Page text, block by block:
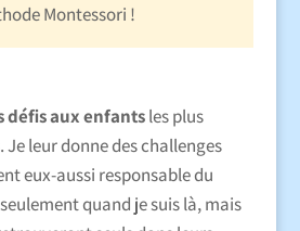
Montessori !
défis aux enfantsles plus
leur donne des challenges
eux-aussi responsable du
quand je suis là, mais